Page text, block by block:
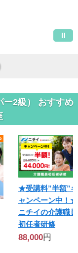
ー2級） おすすめ
★受講料”半額”キ
ャンペーン中！★
ニチイの介護職員
初任者研修
88,000円